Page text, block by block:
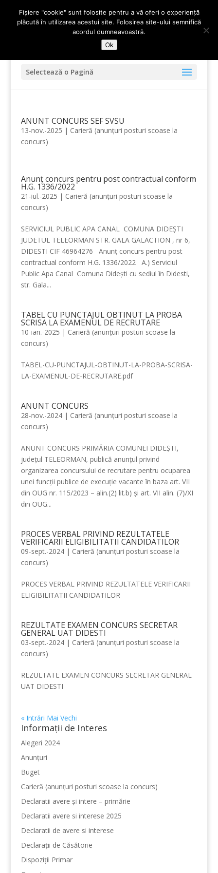
Selectează o Pagină
ANUNT CONCURS SEF SVSU
13-nov.-2025 | Carieră (anunțuri posturi scoase la
concurs)
Anunț concurs pentru post contractual conform
H.G. 1336/2022
21-iul.-2025 | Carieră (anunțuri posturi scoase la
concurs)
SERVICIUL PUBLIC APA CANAL COMUNA DIDEȘTI
JUDETUL TELEORMAN STR. GALA GALACTION , nr 6,
DIDESTI CIF 46964276 Anunț concurs pentru post
contractual conform H.G. 1336/2022 A.) Serviciul
Public Apa Canal Comuna Didești cu sediul în Didesti,
str. Gala...
TABEL CU PUNCTAJUL OBTINUT LA PROBA
SCRISA LA EXAMENUL DE RECRUTARE
10-ian.-2025 | Carieră (anunțuri posturi scoase la
concurs)
TABEL-CU-PUNCTAJUL-OBTINUT-LA-PROBA-SCRISA-
LA-EXAMENUL-DE-RECRUTARE.pdf
ANUNT CONCURS
28-nov.-2024| Carieră (anunțuri posturi scoase la
concurs)
ANUNT CONCURS PRIMĂRIA COMUNEI DIDEŞTI,
județul TELEORMAN, publică anunțul privind
organizarea concursului de recrutare pentru ocuparea
unei funcţii publice de execuţie vacante în baza art. VII
din OUG nr. 115/2023 – alin.(2) lit.b) și art. VII alin. (7)/XI
din OUG...
PROCES VERBAL PRIVIND REZULTATELE
VERIFICARII ELIGIBILITATII CANDIDATILOR
09-sept.-2024| Carieră (anunțuri posturi scoase la
concurs)
PROCES VERBAL PRIVIND REZULTATELE VERIFICARII
ELIGIBILITATII CANDIDATILOR
REZULTATE EXAMEN CONCURS SECRETAR
GENERAL UAT DIDESTI
03-sept.-2024| Carieră (anunțuri posturi scoase la
concurs)
REZULTATE EXAMEN CONCURS SECRETAR GENERAL
UAT DIDESTI
« Intrări Mai Vechi
Informații de Interes
Alegeri 2024
Anunțuri
Buget
Carieră (anunțuri posturi scoase la concurs)
Declaratii avere și intere – primărie
Declaratii avere si interese 2025
Declaratii de avere si interese
Declarații de Căsătorie
Dispoziții Primar
Fișiere "cookie" sunt folosite pentru a vă oferi o experiență
plăcută în utilizarea acestui site. Folosirea site-ului semnifică
acordul dumneavoastră.
Ok